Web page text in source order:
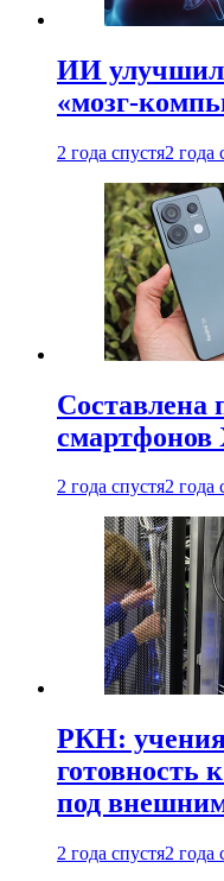
ИИ улучшил
«мозг-
2 года спустя2 года
Составлена
смартфонов
2 года спустя2 года
РКН:
готовность
под
2 года спустя2 года